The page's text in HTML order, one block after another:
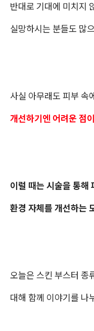
반대로 기대에 미치지
실망하시는 분들도 많
사실 아무래도 피부 속
개선하기엔 어려운 점
이럴 때는 시술을 통해
환경 자체를 개선하는
오늘은 스킨 부스터 종
대해 함께 이야기를 나